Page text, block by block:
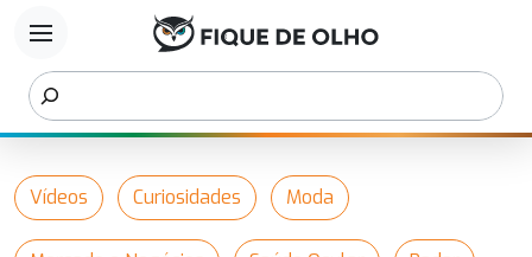
menu
Vídeos Curiosidades Moda